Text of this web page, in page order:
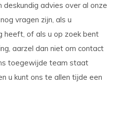
advies over al onze
vragen zijn, als u
heeft, of als u op zoek bent
aarzel dan niet om contact
toegewijde team staat
u kunt ons te allen tijde een